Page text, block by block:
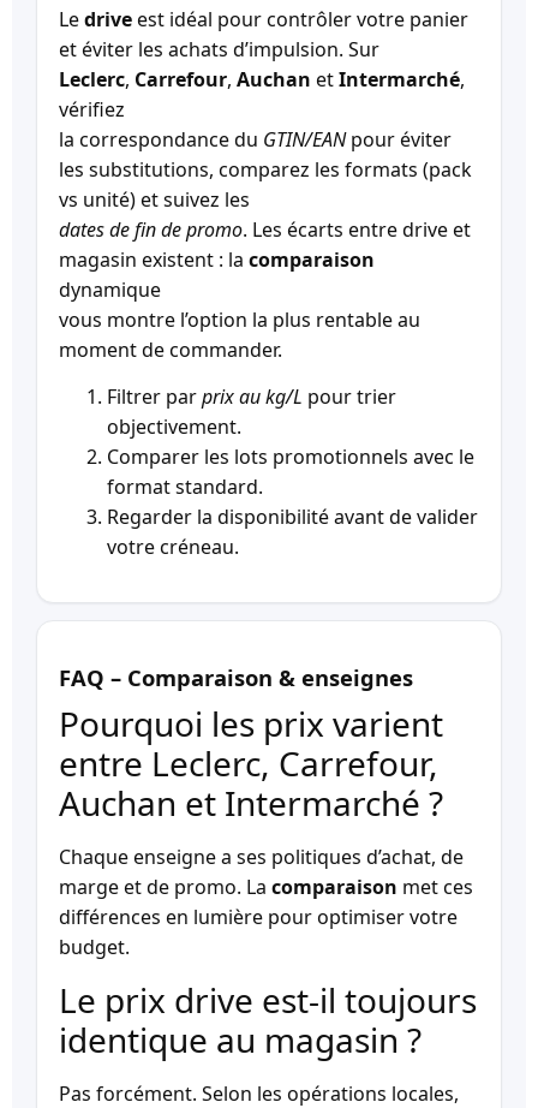
Ledriveest idéal pour contrôler votre panier
et éviter les achats d’impulsion. Sur
Leclerc, Carrefour, Auchan etIntermarché,
vérifiez
la correspondance du GTIN/EANpour éviter
les substitutions, comparez les formats (pack
vs unité) et suivez les
dates de fin de promo. Les écarts entre drive et
magasin existent : la comparaison
dynamique
vous montre l’option la plus rentable au
moment de commander.
Filtrer parprix au kg/L pour trier
objectivement.
Comparer les lots promotionnels avec le
format standard.
Regarder la disponibilité avant de valider
votre créneau.
FAQ – Comparaison & enseignes
Pourquoi les prix varient
entre Leclerc, Carrefour,
Auchan et Intermarché ?
Chaque enseigne a ses politiques d’achat, de
marge et de promo. La comparaison met ces
différences en lumière pour optimiser votre
budget.
Le prix drive est-il toujours
identique au magasin ?
Pas forcément. Selon les opérations locales,